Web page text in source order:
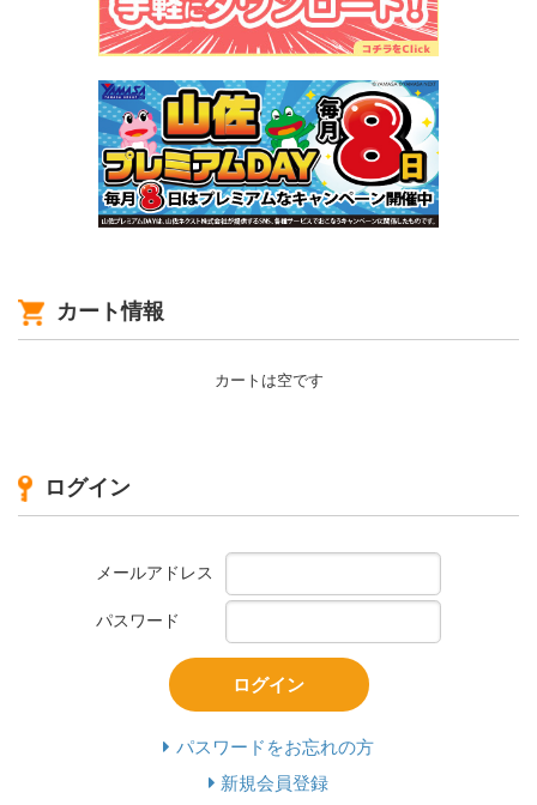
カート情報
カートは空です
ログイン
メールアドレス
パスワード
ログイン
パスワードをお忘れの方
新規会員登録